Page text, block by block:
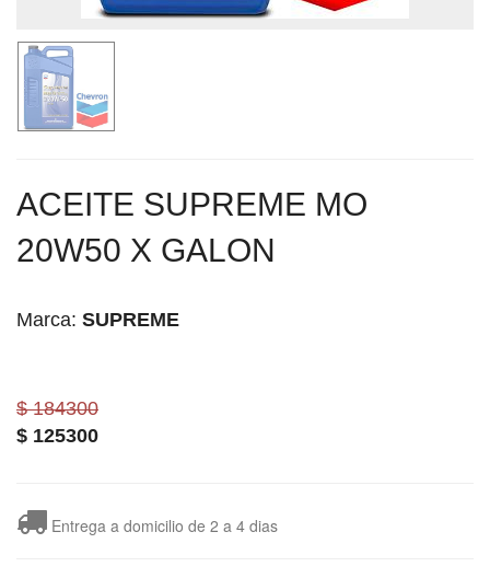
ACEITE SUPREME MO
20W50 X GALON
Marca: SUPREME
$ 184300
$ 125300
Entrega a domicilio de 2 a 4 dias